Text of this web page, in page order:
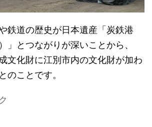
鉄道の歴史が日本遺産「炭鉄港
」とつながりが深いことから、
文化財に江別市内の文化財が加わ
のことです。